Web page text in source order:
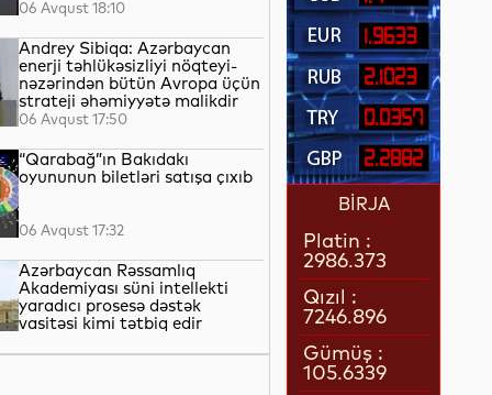
06 Avqust 18:10
Andrey Sibiqa: Azərbaycan
enerji təhlükəsizliyi nöqteyi-
nəzərindən bütün Avropa üçün
strateji əhəmiyyətə malikdir
06 Avqust 17:50
“Qarabağ”ın Bakıdakı
oyununun biletləri satışa çıxıb
06 Avqust 17:32
Azərbaycan Rəssamlıq
Akademiyası süni intellekti
yaradıcı prosesə dəstək
vasitəsi kimi tətbiq edir
1.9633
2.1023
0.0357
2.2882
BİRJA
Platin :
2986.373
Qızıl :
7246.896
Gümüş :
105.6339